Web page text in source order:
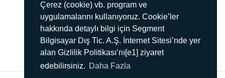
Çerez (cookie) vb. program ve
uygulamalarını kullanıyoruz. Cookie’ler
hakkında detaylı bilgi için Segment
Bilgisayar Dış Tic. A.Ş. İnternet Sitesi’nde yer
alan Gizlilik Politikası’nı[e1] ziyaret
edebilirsiniz. Daha Fazla
İmha Politikası
444 78 99
info@segment.com.tr